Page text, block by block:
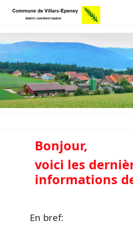
Bonjour,
voici les
informations
En bref: